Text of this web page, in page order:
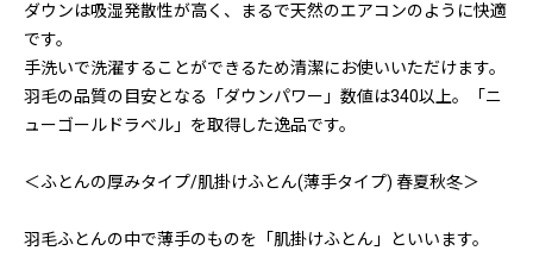
ダウンは吸湿発散性が高く、まるで天然のエアコンのように快適
です。
手洗いで洗濯することができるため清潔にお使いいただけます。
羽毛の品質の目安となる「ダウンパワー」数値は340以上。「ニ
ューゴールドラベル」を取得した逸品です。
＜ふとんの厚みタイプ/肌掛けふとん(薄手タイプ) 春夏秋冬＞
羽毛ふとんの中で薄手のものを「肌掛けふとん」といいます。